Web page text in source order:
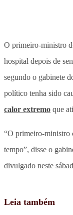
O primeiro-ministro
hospital depois de
segundo o gabinete
político tenha sido
calor extremo que
“O primeiro-ministro
tempo”, disse o
divulgado neste
Leia também